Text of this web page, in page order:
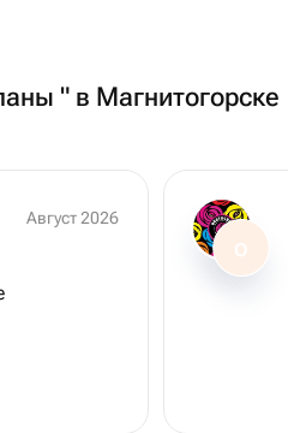
" в Магнитогорске
Август 2026
О